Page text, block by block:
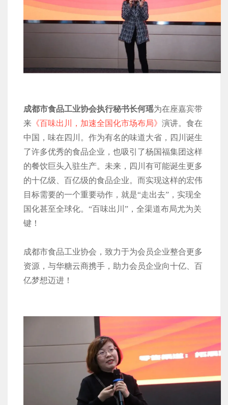
成都市食品工业协会执行秘书长何瑶为在座嘉宾带
来 《百味出川，加速全国化市场布局》 演讲。食在
中国，味在四川。作为有名的味道大省，四川诞生
了许多优秀的食品企业，也吸引了杨国福集团这样
的餐饮巨头入驻生产。未来，四川有可能诞生更多
的十亿级、百亿级的食品企业。而实现这样的宏伟
目标需要的一个重要动作，就是“走出去”，实现全
国化甚至全球化。“百味出川”，全渠道布局尤为关
键！
成都市食品工业协会，致力于为会员企业整合更多
资源，与华糖云商携手，助力会员企业向十亿、百
亿梦想迈进！